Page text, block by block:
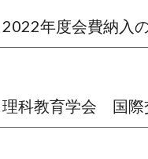
2022年度会費納入
理科教育学会　国